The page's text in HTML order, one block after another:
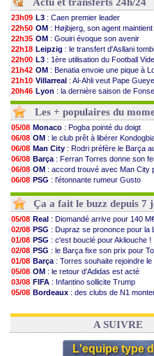
23h09 L3 : Caen premier leader
22h50 OM : Højbjerg, son agent
22h35 OM : Gouiri évoque son avenir
22h18 Leipzig : le transfert d'Asllani
22h00 L3 : 1ère utilisation du Football
21h42 OM : Benatia envoie une pique à
21h10 Villarreal : Al-Ahli veut Pape Gueye
20h46 Lyon : la dernière saison de
20h30 OM: un nouveau prétendant pour
20h01
Brest: un gardien norvégien en
19h18 OM: McCourt a versé 120 M€ en
19h09
PSG: 4 retours dans le groupe
18h48
Nice: Kevin Carlos va partir en
18h37
L1: prison avec sursis requis
18h29
Leganés: c'est signé pour Luca
17h58
Atletico: Ruggeri en route pour
17h46
Monaco: Filipe Luis soutient Biereth
17h32 Lyon: Mangala prêté à Getafe
17h16
PSG: Nsoki va signer en Croatie
16h59
Arsenal: Naples vise Gabriel
16h37
Real : Mastantuono prêté à la
16h33
Man City: accord avec le Barça
16h27
Rennes: Haise a prolongé
16h22
Palace: Tomiyasu a convaincu
Voir les brèves
Les + populaires du
05/08 Monaco : Pogba pointé du doigt
06/08 OM : le club prêt à libérer
06/08 Man City : Rodri préfère le Barça
06/08 Barça : Ferran Torres donne son
06/08 OM : accord trouvé avec Man City
06/08 PSG : l'étonnante rumeur Gusto
06/08
Ouganda: Owori battu à mort à
Ça a fait le buzz depuis 7
05/08 Real : Diomandé arrive pour 140
02/08 PSG : Dupraz se prononce pour la
01/08 PSG : c'est bouclé pour Akliouche !
02/08 PSG : le Barça fixe son prix pour
01/08 Barça : Torres souhaite rejoindre le
05/08 OM : le retour d'Adidas est acté
03/08 FIFA : Infantino sollicite Trump
05/08 Bordeaux : des clubs de N1
03/08 Real: le démenti de Leipzig pour
A SUIVRE
L'equipe type